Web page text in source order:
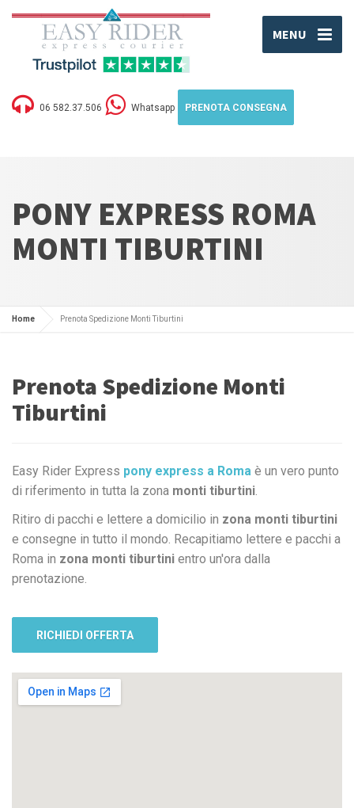
MENU
06 582.37.506 Whatsapp PRENOTA CONSEGNA
PONY EXPRESS ROMA
MONTI TIBURTINI
Home Prenota Spedizione Monti Tiburtini
Prenota Spedizione Monti
Tiburtini
Easy Rider Express pony express a Roma è un vero punto
di riferimento in tutta la zona monti tiburtini.
Ritiro di pacchi e lettere a domicilio in zona monti tiburtini
e consegne in tutto il mondo. Recapitiamo lettere e pacchi a
Roma in zona monti tiburtini entro un'ora dalla
prenotazione.
RICHIEDI OFFERTA